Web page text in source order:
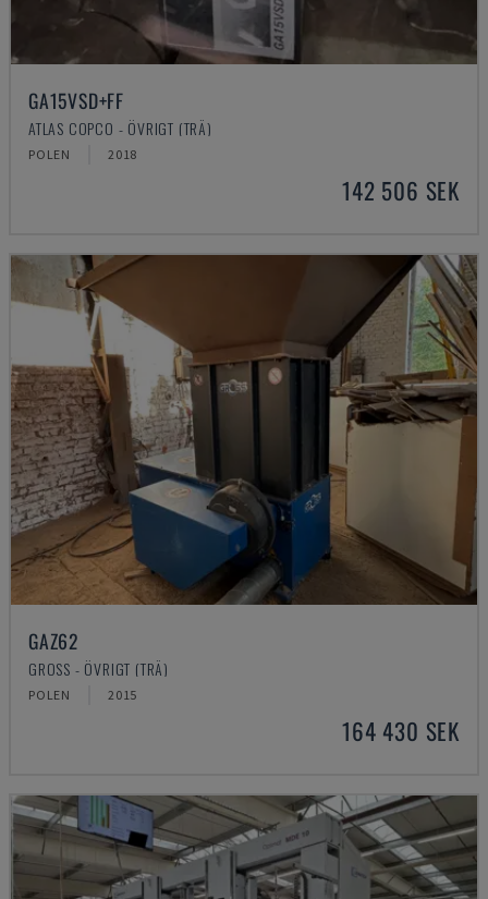
GA15VSD+FF
ATLAS COPCO - ÖVRIGT (TRÄ)
POLEN 2018
142 506 SEK
GAZ62
GROSS - ÖVRIGT (TRÄ)
POLEN 2015
164 430 SEK